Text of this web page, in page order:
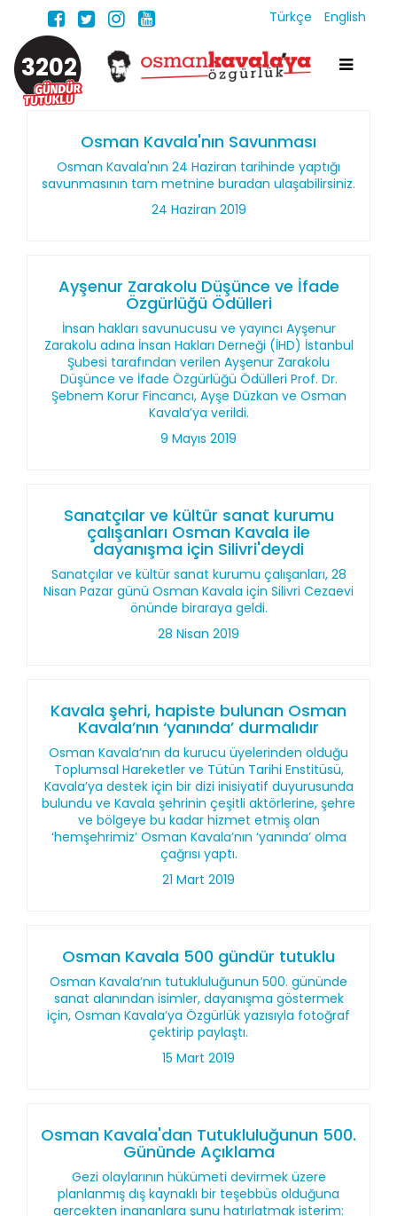
Türkçe English
3202
Osman Kavala'nın Savunması
Osman Kavala'nın 24 Haziran tarihinde yaptığı
savunmasının tam metnine buradan ulaşabilirsiniz.
24 Haziran 2019
Ayşenur Zarakolu Düşünce ve İfade
Özgürlüğü Ödülleri
İnsan hakları savunucusu ve yayıncı Ayşenur
Zarakolu adına İnsan Hakları Derneği (İHD) İstanbul
Şubesi tarafından verilen Ayşenur Zarakolu
Düşünce ve İfade Özgürlüğü Ödülleri Prof. Dr.
Şebnem Korur Fincancı, Ayşe Düzkan ve Osman
Kavala’ya verildi.
9 Mayıs 2019
Sanatçılar ve kültür sanat kurumu
çalışanları Osman Kavala ile
dayanışma için Silivri'deydi
Sanatçılar ve kültür sanat kurumu çalışanları, 28
Nisan Pazar günü Osman Kavala için Silivri Cezaevi
önünde biraraya geldi.
28 Nisan 2019
Kavala şehri, hapiste bulunan Osman
Kavala’nın ‘yanında’ durmalıdır
Osman Kavala’nın da kurucu üyelerinden olduğu
Toplumsal Hareketler ve Tütün Tarihi Enstitüsü,
Kavala’ya destek için bir dizi inisiyatif duyurusunda
bulundu ve Kavala şehrinin çeşitli aktörlerine, şehre
ve bölgeye bu kadar hizmet etmiş olan
‘hemşehrimiz’ Osman Kavala’nın ‘yanında’ olma
çağrısı yaptı.
21 Mart 2019
Osman Kavala 500 gündür tutuklu
Osman Kavala’nın tutukluluğunun 500. gününde
sanat alanından isimler, dayanışma göstermek
için, Osman Kavala’ya Özgürlük yazısıyla fotoğraf
çektirip paylaştı.
15 Mart 2019
Osman Kavala'dan Tutukluluğunun 500.
Gününde Açıklama
Gezi olaylarının hükümeti devirmek üzere
planlanmış dış kaynaklı bir teşebbüs olduğuna
gerçekten inananlara şunu hatırlatmak isterim: